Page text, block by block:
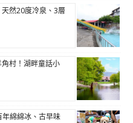
天然20度冷泉、3層
角村！湖畔童話小
綿綿冰、古早味